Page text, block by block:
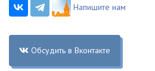
Напишите нам
Обсудить в Вконтакте